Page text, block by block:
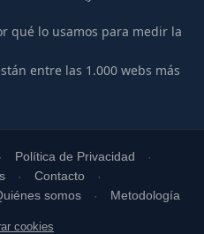
qué lo usamos para medir la
entre las 1.000 webs más
Política de Privacidad
Contacto
somos Metodología
cookies